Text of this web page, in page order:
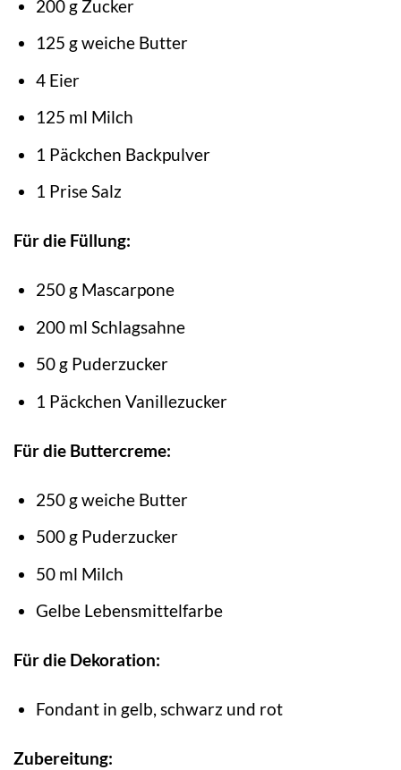
200 g Zucker
125 g weiche Butter
4 Eier
125 ml Milch
1 Päckchen Backpulver
1 Prise Salz
Für die Füllung:
250 g Mascarpone
200 ml Schlagsahne
50 g Puderzucker
1 Päckchen Vanillezucker
Für die Buttercreme:
250 g weiche Butter
500 g Puderzucker
50 ml Milch
Gelbe Lebensmittelfarbe
Für die Dekoration:
Fondant in gelb, schwarz und rot
Zubereitung: